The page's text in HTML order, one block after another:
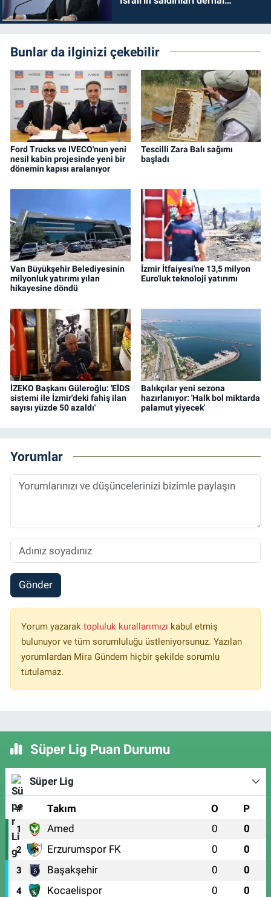
Bunlar da ilginizi çekebilir
Ford Trucks ve IVECO'nun yeni
nesil kabin projesinde yeni bir
dönemin kapısı aralanıyor
Tescilli Zara Balı sağımı
başladı
Van Büyükşehir Belediyesinin
milyonluk yatırımı yılan
hikayesine döndü
İzmir İtfaiyesi'ne 13,5 milyon
Euro'luk teknoloji yatırımı
İZEKO Başkanı Güleroğlu: 'EİDS
sistemi ile İzmir'deki fahiş ilan
sayısı yüzde 50 azaldı'
Balıkçılar yeni sezona
hazırlanıyor: 'Halk bol miktarda
palamut yiyecek'
Yorumlar
Gönder
Yorum yazarak topluluk kurallarımızı kabul etmiş
bulunuyor ve tüm sorumluluğu üstleniyorsunuz. Yazılan
yorumlardan Mira Gündem hiçbir şekilde sorumlu
tutulamaz.
Süper Lig Puan Durumu
Süper Lig
# Takım O P
1 Amed 0 0
2 Erzurumspor FK 0 0
3 Başakşehir 0 0
4 Kocaelispor 0 0